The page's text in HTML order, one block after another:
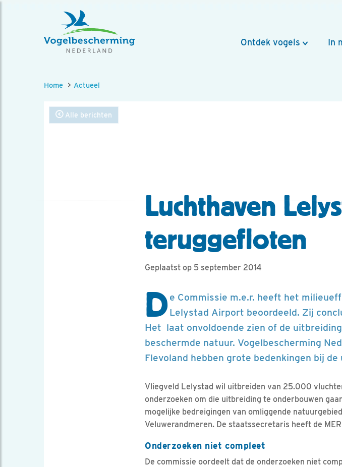
Ontdek vogels In
Home Actueel
Alle berichten
Luchthaven
teruggefloten
Geplaatst op 5 september 2014
De Commissie m.e.r. heeft het
Lelystad Airport beoordeeld. Zij
Het laat onvoldoende zien of de
beschermde natuur. Vogelbescherming
Flevoland hebben grote bedenkingen bij
Vliegveld Lelystad wil uitbreiden van 25.000
onderzoeken om die uitbreiding te onderbouwen
mogelijke bedreigingen van omliggende
Veluwerandmeren. De staatssecretaris heeft de
Onderzoeken niet compleet
De commissie oordeelt dat de onderzoeken niet